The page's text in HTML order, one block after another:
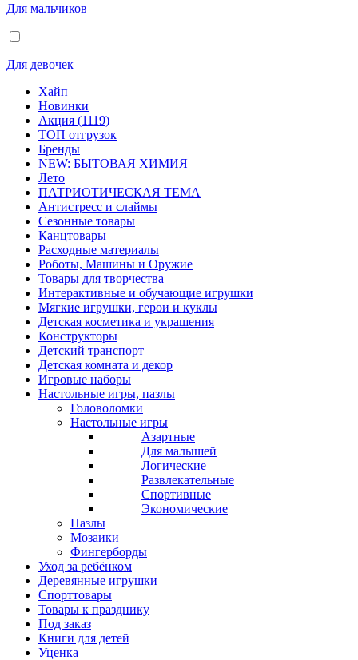
Для мальчиков
Для девочек
Хайп
Новинки
Акция (1119)
ТОП отгрузок
Бренды
NEW: БЫТОВАЯ ХИМИЯ
Лето
ПАТРИОТИЧЕСКАЯ ТЕМА
Антистресс и слаймы
Сезонные товары
Канцтовары
Расходные материалы
Роботы, Машины и Оружие
Товары для творчества
Интерактивные и обучающие игрушки
Мягкие игрушки, герои и куклы
Детская косметика и украшения
Конструкторы
Детский транспорт
Детская комната и декор
Игровые наборы
Настольные игры, пазлы
Головоломки
Настольные игры
Азартные
Для малышей
Логические
Развлекательные
Спортивные
Экономические
Пазлы
Мозаики
Фингерборды
Уход за ребёнком
Деревянные игрушки
Спорттовары
Товары к празднику
Под заказ
Книги для детей
Уценка